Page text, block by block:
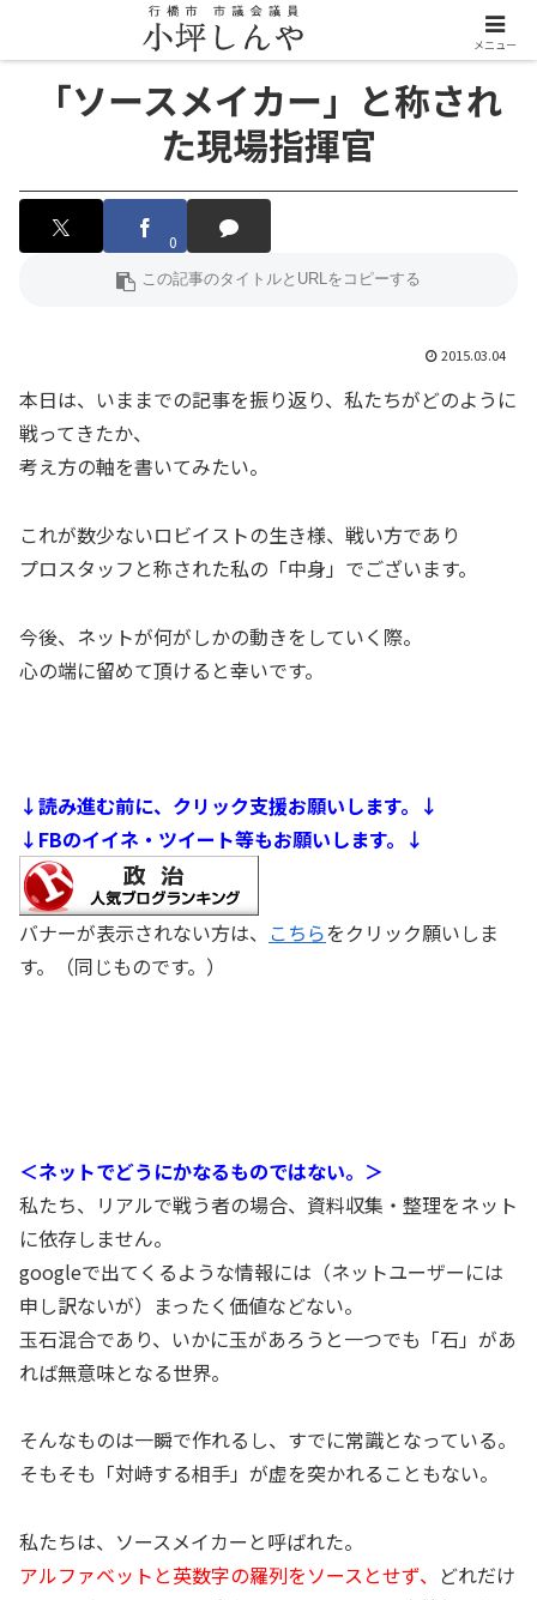
「ソースメイカー」と称され
た現場指揮官
0
2015.03.04
本日は、いままでの記事を振り返り、私たちがどのように
戦ってきたか、
考え方の軸を書いてみたい。
これが数少ないロビイストの生き様、戦い方であり
プロスタッフと称された私の「中身」でございます。
今後、ネットが何がしかの動きをしていく際。
心の端に留めて頂けると幸いです。
↓読み進む前に、クリック支援お願いします。↓
↓FBのイイネ・ツイート等もお願いします。↓
バナーが表示されない方は、 こちらをクリック願いしま
す。（同じものです。）
＜ネットでどうにかなるものではない。＞
私たち、リアルで戦う者の場合、資料収集・整理をネット
に依存しません。
googleで出てくるような情報には（ネットユーザーには
申し訳ないが）まったく価値などない。
玉石混合であり、いかに玉があろうと一つでも「石」があ
れば無意味となる世界。
そんなものは一瞬で作れるし、すでに常識となっている。
そもそも「対峙する相手」が虚を突かれることもない。
私たちは、ソースメイカーと呼ばれた。
アルファベットと英数字の羅列をソースとせず、 どれだけ
メニュー